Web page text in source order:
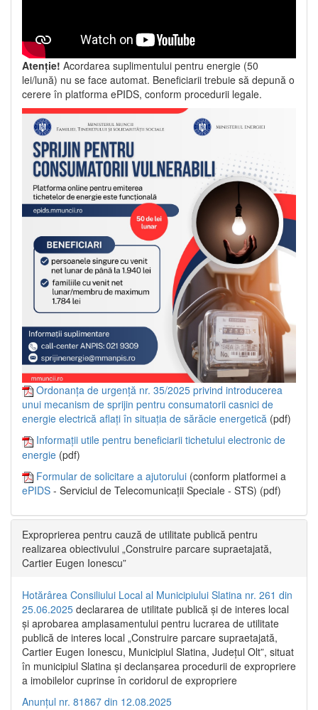
Atenție! Acordarea suplimentului pentru energie (50
lei/lună) nu se face automat. Beneficiarii trebuie să depună o
cerere în platforma ePIDS, conform procedurii legale.
Ordonanța de urgență nr. 35/2025 privind introducerea
unui mecanism de sprijin pentru consumatorii casnici de
energie electrică aflați în situația de sărăcie energetică (pdf)
Informații utile pentru beneficiarii tichetului electronic de
energie (pdf)
Formular de solicitare a ajutorului (conform platformei a
ePIDS - Serviciul de Telecomunicații Speciale - STS) (pdf)
Exproprierea pentru cauză de utilitate publică pentru
realizarea obiectivului „Construire parcare supraetajată,
Cartier Eugen Ionescu”
Hotărârea Consiliului Local al Municipiului Slatina nr. 261 din
25.06.2025 declararea de utilitate publică și de interes local
și aprobarea amplasamentului pentru lucrarea de utilitate
publică de interes local „Construire parcare supraetajată,
Cartier Eugen Ionescu, Municipiul Slatina, Județul Olt”, situat
în municipiul Slatina și declanșarea procedurii de expropriere
a imobilelor cuprinse în coridorul de expropriere
Anunțul nr. 81867 din 12.08.2025